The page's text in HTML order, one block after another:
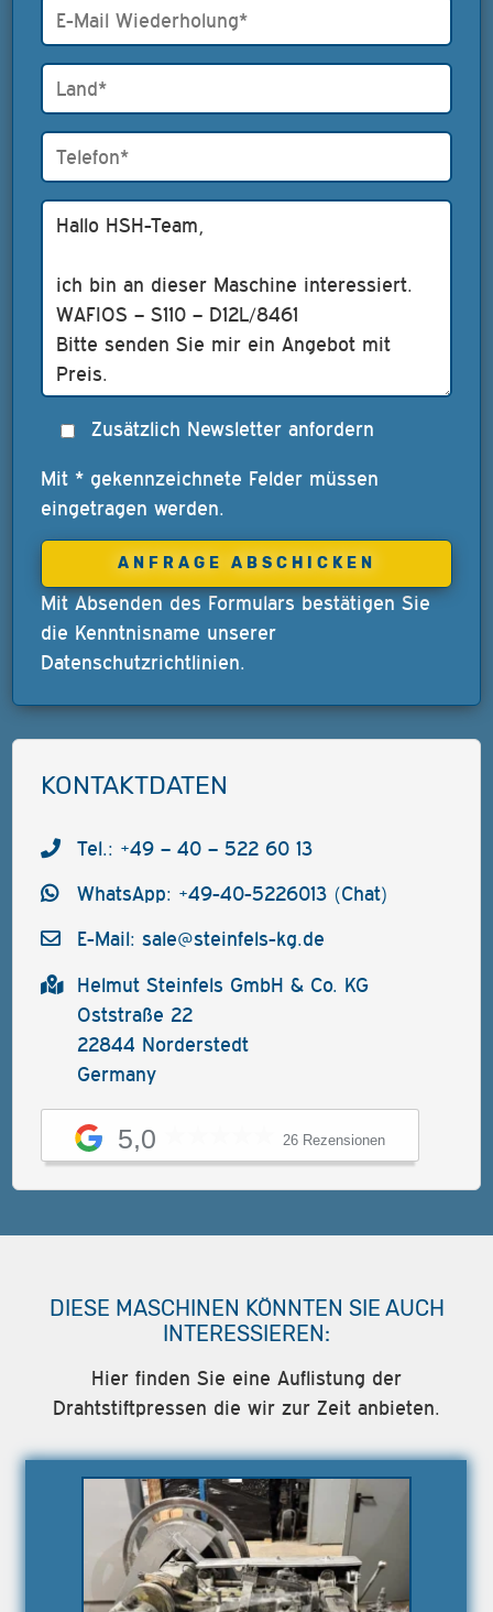
Zusätzlich Newsletter anfordern
Mit * gekennzeichnete Felder müssen
eingetragen werden.
Mit Absenden des Formulars bestätigen Sie
die Kenntnisname unserer
Datenschutzrichtlinien.
KONTAKTDATEN
Tel.: +49 – 40 – 522 60 13
WhatsApp: +49-40-5226013 (Chat)
E-Mail: sale@steinfels-kg.de
Helmut Steinfels GmbH & Co. KG
Oststraße 22
22844 Norderstedt
Germany
5,0 26 Rezensionen
DIESE MASCHINEN KÖNNTEN SIE AUCH
INTERESSIEREN:
Hier finden Sie eine Auflistung der
Drahtstiftpressen die wir zur Zeit anbieten.